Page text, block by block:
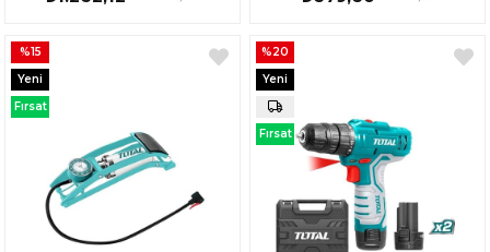
%15
Yeni
Ürün
Fırsat
%20
Yeni
Ürün
Fırsat